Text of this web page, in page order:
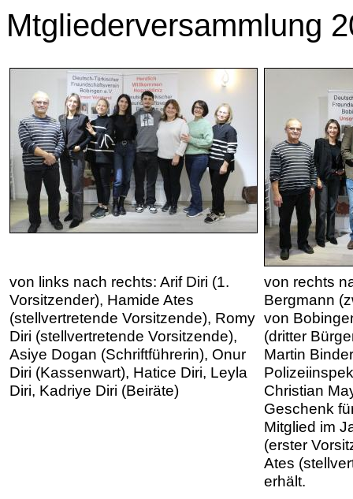
Mtgliederversammlung
von links nach rechts: Arif Diri (1.
Vorsitzender), Hamide Ates
(stellvertretende Vorsitzende), Romy
Diri (stellvertretende Vorsitzende),
Asiye Dogan (Schriftführerin), Onur
Diri (Kassenwart), Hatice Diri, Leyla
Diri, Kadriye Diri (Beiräte)
von rechts
Bergmann
von
(dritter
Martin
Christian
Geschenk
Mitglied im
(erster
Ates
erhält.